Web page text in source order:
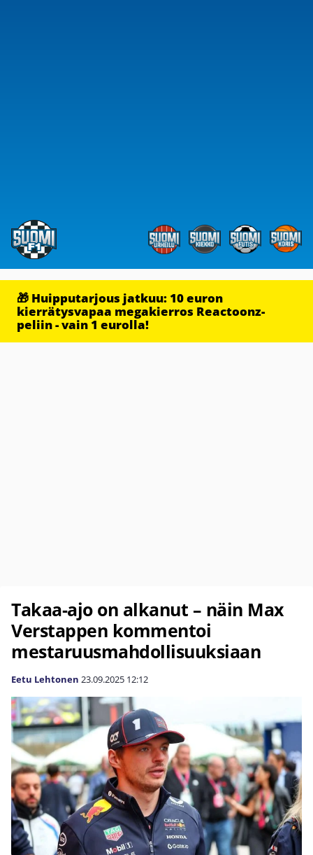
🎁 Huipputarjous jatkuu: 10 euron
kierrätysvapaa megakierros Reactoonz-
peliin - vain 1 eurolla!
Takaa-ajo on alkanut – näin Max
Verstappen kommentoi
mestaruusmahdollisuuksiaan
Eetu Lehtonen 23.09.2025 12:12